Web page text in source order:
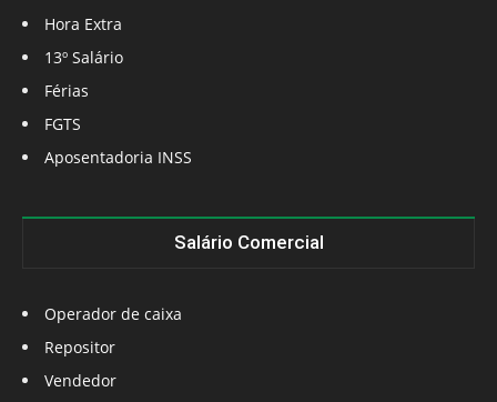
Hora Extra
13º Salário
Férias
FGTS
Aposentadoria INSS
Salário Comercial
Operador de caixa
Repositor
Vendedor